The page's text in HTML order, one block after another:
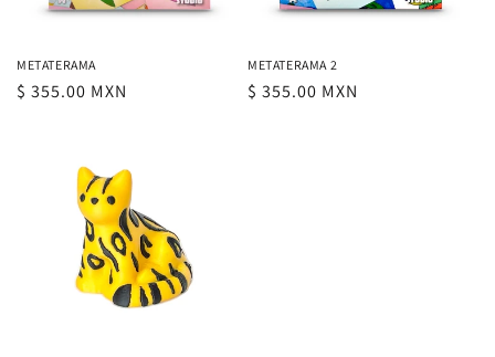
METATERAMA
Precio
$ 355.00 MXN
METATERAMA 2
Precio
$ 355.00 MXN